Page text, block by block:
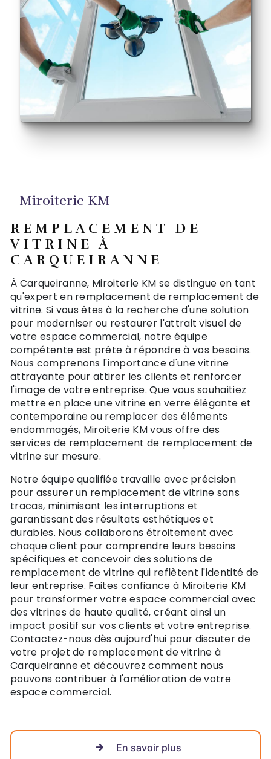
Miroiterie KM
REMPLACEMENT DE
VITRINE À
CARQUEIRANNE
À Carqueiranne, Miroiterie KM se distingue en tant
qu'expert en remplacement de remplacement de
vitrine. Si vous êtes à la recherche d'une solution
pour moderniser ou restaurer l'attrait visuel de
votre espace commercial, notre équipe
compétente est prête à répondre à vos besoins.
Nous comprenons l'importance d'une vitrine
attrayante pour attirer les clients et renforcer
l'image de votre entreprise. Que vous souhaitiez
mettre en place une vitrine en verre élégante et
contemporaine ou remplacer des éléments
endommagés, Miroiterie KM vous offre des
services de remplacement de remplacement de
vitrine sur mesure.
Notre équipe qualifiée travaille avec précision
pour assurer un remplacement de vitrine sans
tracas, minimisant les interruptions et
garantissant des résultats esthétiques et
durables. Nous collaborons étroitement avec
chaque client pour comprendre leurs besoins
spécifiques et concevoir des solutions de
remplacement de vitrine qui reflètent l'identité de
leur entreprise. Faites confiance à Miroiterie KM
pour transformer votre espace commercial avec
des vitrines de haute qualité, créant ainsi un
impact positif sur vos clients et votre entreprise.
Contactez-nous dès aujourd'hui pour discuter de
votre projet de remplacement de vitrine à
Carqueiranne et découvrez comment nous
pouvons contribuer à l'amélioration de votre
espace commercial.
En savoir plus